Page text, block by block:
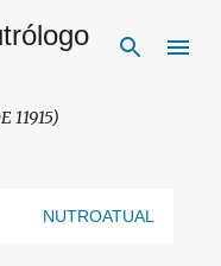
principal
11915)
NUTROATUAL